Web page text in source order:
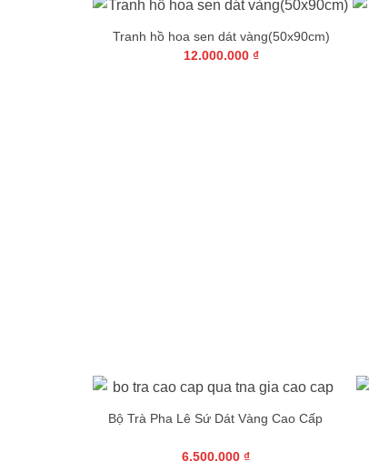
Tượng ngựa chiến thắng
Tranh đôi công
+
Bộ Trà Pha Lê Sứ Dát Vàng Cao Cấp
6.500.000 ₫